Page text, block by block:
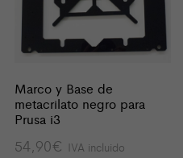
Marco y Base de
metacrilato negro para
Prusa i3
54,90€ IVA incluido